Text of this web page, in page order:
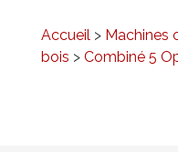
Accueil > Machines
bois > Combiné 5